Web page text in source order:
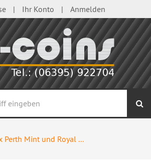
Ihr Konto Anmelden
Perth Mint und Royal ...